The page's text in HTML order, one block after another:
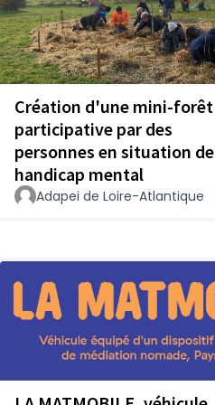
Création d'une mini-forêt
participative par des
personnes en situation de
handicap mental
Adapei de Loire-Atlantique